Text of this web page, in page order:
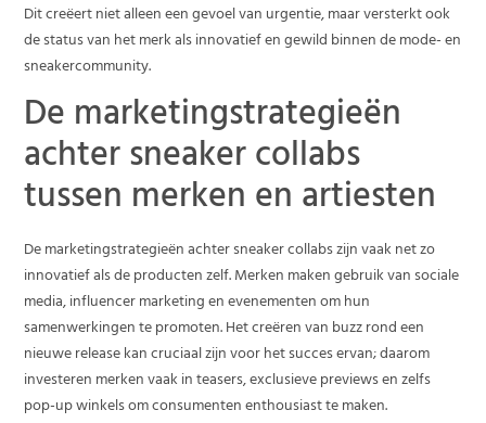
Dit creëert niet alleen een gevoel van urgentie, maar versterkt ook
de status van het merk als innovatief en gewild binnen de mode- en
sneakercommunity.
De marketingstrategieën
achter sneaker collabs
tussen merken en artiesten
De marketingstrategieën achter sneaker collabs zijn vaak net zo
innovatief als de producten zelf. Merken maken gebruik van sociale
media, influencer marketing en evenementen om hun
samenwerkingen te promoten. Het creëren van buzz rond een
nieuwe release kan cruciaal zijn voor het succes ervan; daarom
investeren merken vaak in teasers, exclusieve previews en zelfs
pop-up winkels om consumenten enthousiast te maken.